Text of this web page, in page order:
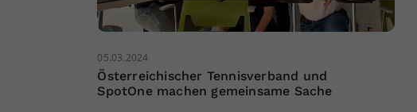
05.03.2024
Österreichischer Tennisverband und
SpotOne machen gemeinsame Sache